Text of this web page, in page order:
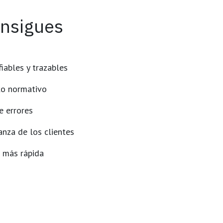
y trazables
normativo
errores
de los clientes
rápida